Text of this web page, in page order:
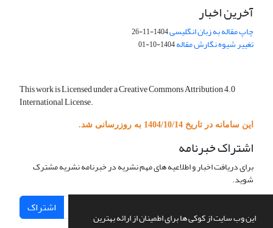
این وب سایت از کوکی ها برای اطمینان از ارائه بهترین
آخرین اخبار
چاپ مقاله به زبان انگلیسی1404-11-26
تغییر شیوه نگارش مقاله1404-10-01
This work is Licensed under a Creative Commons Attribution 4.0
International License.
این سامانه در تاریخ 1404/10/14 به روزرسانی شد.
اشتراک خبرنامه
برای دریافت اخبار و اطلاعیه های مهم نشریه در خبرنامه نشریه مشترک
شوید.
اشتراک